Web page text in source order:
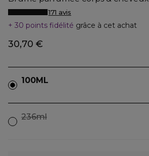
171 avis
30 points fidélité grâce à cet achat
30,70 €
100ML
236ml